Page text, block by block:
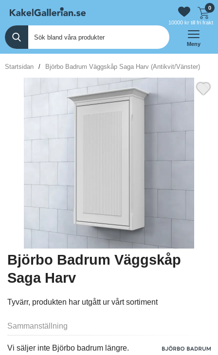
0
10000 kr till fri frakt
Meny
Startsidan Björbo Badrum Väggskåp Saga Harv (Antikvit/Vänster)
Björbo Badrum Väggskåp
Saga Harv
Tyvärr, produkten har utgått ur vårt sortiment
Sammanställning
Vi säljer inte Björbo badrum längre.